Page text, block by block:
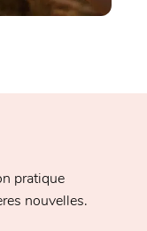
pratique
nouvelles.